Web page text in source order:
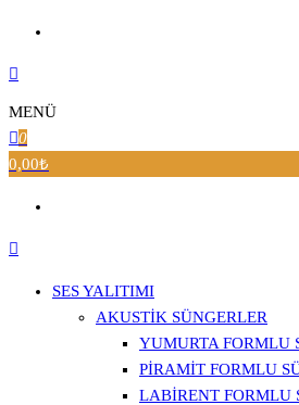
MENÜ
0
0,00₺
SES YALITIMI
AKUSTIK SÜNGERLER
YUMURTA FORMLU
PIRAMIT FORMLU
LABIRENT FORMLU